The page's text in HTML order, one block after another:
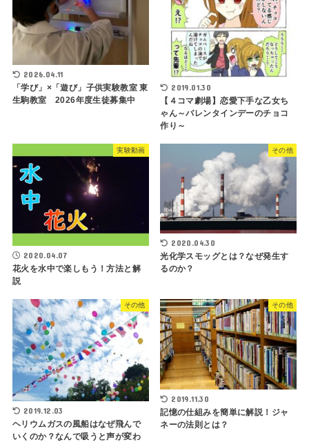
2026.04.11
「学び」×「遊び」子供実験教室 東
生駒教室 2026年度生徒募集中
2019.01.30
【４コマ劇場】恋愛下手な乙女ち
ゃん～バレンタインデーのチョコ
作り～
実験動画
2020.04.07
花火を水中で楽しもう！方法と解
説
その他
2020.04.30
光化学スモッグとは？なぜ発生す
るのか？
その他
2019.12.03
ヘリウムガスの風船はなぜ飛んで
いくのか？なんで吸うと声が変わ
その他
2019.11.30
記憶の仕組みを簡単に解説！ジャ
ネーの法則とは？